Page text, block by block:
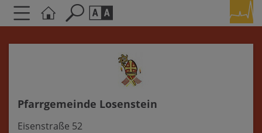
AAA
Kontrasteinstellungen
Pfarrgemeinde Losenstein
Eisenstraße 52